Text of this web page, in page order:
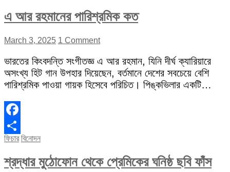
এ আর রহমানের পারিশ্রমিক কত
March 3, 2025 1 Comment
ভারতের কিংবদন্তি সংগীতজ্ঞ এ আর রহমান, যিনি দীর্ঘ ক্যারিয়ারে
অসংখ্য হিট গান উপহার দিয়েছেন, বর্তমানে দেশের সবচেয়ে বেশি
পারিশ্রমিক পাওয়া গায়ক হিসেবে পরিচিত। পিঙ্কভিলার একটি…
Facebook
Share
ফিচার বিনোদন
শ্রদ্ধার মুঠোফোন থেকে প্রেমিকের ঘনিষ্ঠ ছবি ফাঁস